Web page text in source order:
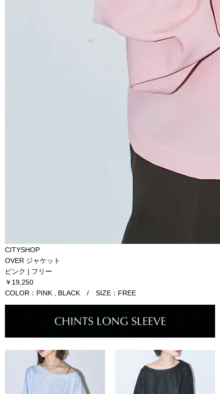
CITYSHOP
OVER ジャケット
ピンク | フリー
￥19,250
COLOR：PINK , BLACK / SIZE：FREE